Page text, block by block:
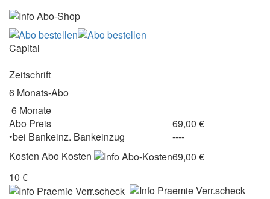
Capital
Zeitschrift
6 Monats-Abo
6 Monate
Abo Preis
69,00 €
•bei Bankeinz. Bankeinzug
----
Kosten Abo Kosten
69,00 €
10 €